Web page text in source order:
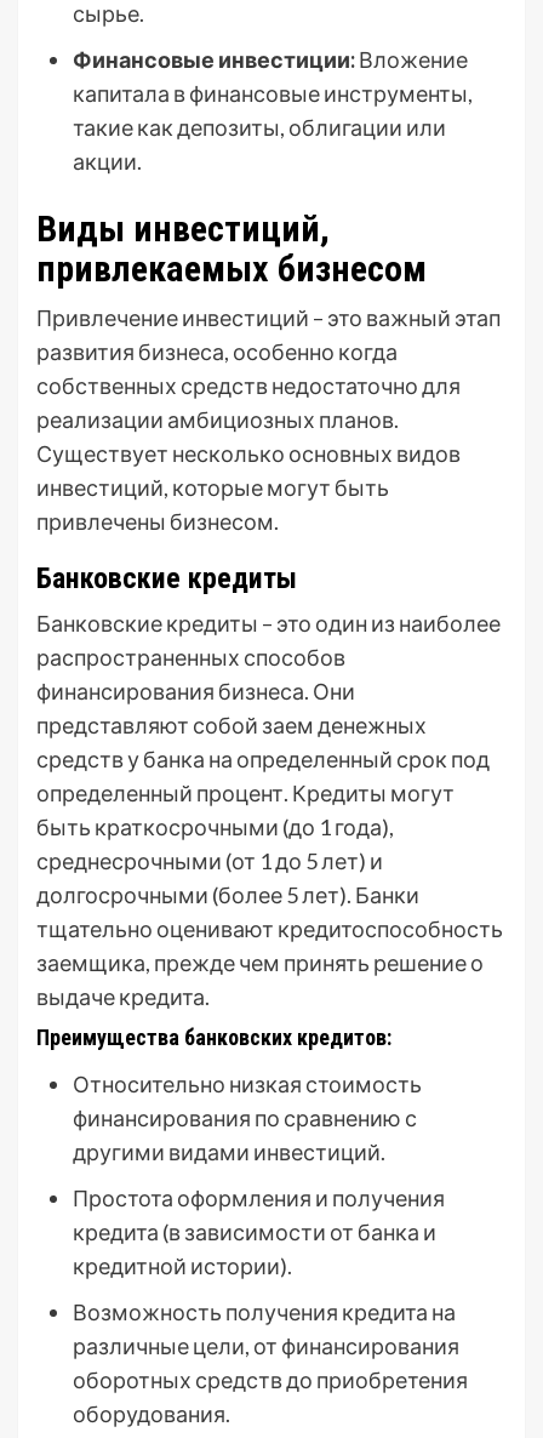
сырье.
Финансовые инвестиции:Вложение
капитала в финансовые инструменты,
такие как депозиты, облигации или
акции.
Виды инвестиций,
привлекаемых бизнесом
Привлечение инвестиций – это важный этап
развития бизнеса, особенно когда
собственных средств недостаточно для
реализации амбициозных планов.
Существует несколько основных видов
инвестиций, которые могут быть
привлечены бизнесом.
Банковские кредиты
Банковские кредиты – это один из наиболее
распространенных способов
финансирования бизнеса. Они
представляют собой заем денежных
средств у банка на определенный срок под
определенный процент. Кредиты могут
быть краткосрочными (до 1 года),
среднесрочными (от 1 до 5 лет) и
долгосрочными (более 5 лет). Банки
тщательно оценивают кредитоспособность
заемщика, прежде чем принять решение о
выдаче кредита.
Преимущества банковских кредитов:
Относительно низкая стоимость
финансирования по сравнению с
другими видами инвестиций.
Простота оформления и получения
кредита (в зависимости от банка и
кредитной истории).
Возможность получения кредита на
различные цели, от финансирования
оборотных средств до приобретения
оборудования.